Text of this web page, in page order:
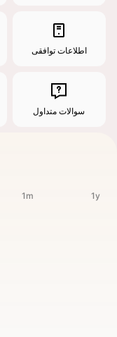
اطلاعات توافقی
سوالات متداول
1m 1y